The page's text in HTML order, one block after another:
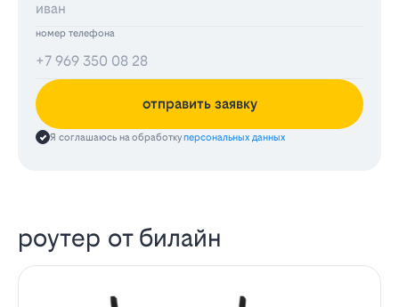
номер телефона
отправить заявку
Я соглашаюсь на обработкуперсональных данных
роутер от билайн